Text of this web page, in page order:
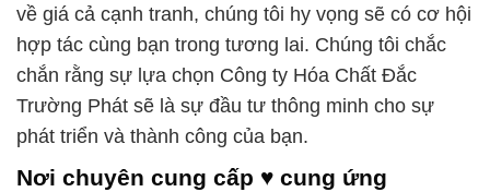
về giá cả cạnh tranh, chúng tôi hy vọng sẽ có cơ hội
hợp tác cùng bạn trong tương lai. Chúng tôi chắc
chắn rằng sự lựa chọn Công ty Hóa Chất Đắc
Trường Phát sẽ là sự đầu tư thông minh cho sự
phát triển và thành công của bạn.
Nơi chuyên cung cấp ♥ cung ứng